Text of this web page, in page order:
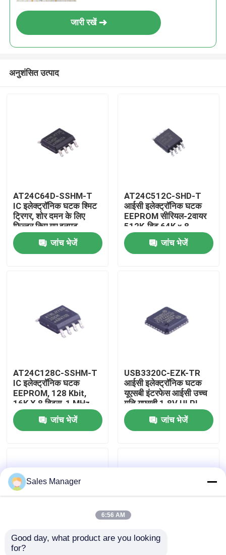
वीडियो
कारखाना भ्रमण
गुणवत्ता नियंत्रण
एक उद्धरण का अनुरोध करें
आईसी इलेक्ट्रॉनिक घटक
आईसी इंटीग्रेटेड सर्किट
जारी रखें
अनुशंसित उत्पाद
AT24C64D-SSHM-T
IC इलेक्ट्रॉनिक घटक श्मिट
ट्रिगर, शोर दमन के लिए
फ़िल्टर किए गए इनपुट
जांच भेजें
AT24C512C-SHD-T
आईसी इलेक्ट्रॉनिक घटक
EEPROM सीरियल-2वायर
512K-बिट 64K x 8
3.3V/5V 8-पिन SOIC
EIAJ T/R जांच भेजें
AT24C128C-SSHM-T
IC इलेक्ट्रॉनिक घटक
EEPROM, 128 Kbit,
16K X 8 बिट्स, 1 MHz,
I2C, SOIC, 8-पिन
जांच भेजें
USB3320C-EZK-TR
आईसी इलेक्ट्रॉनिक घटक
यूएसबी इंटरफेस आईसी उच्च
गति यूएसबी 1.8V ULPI
जांच भेजें
CC1101RGPR IC
Sales Manager
6:56 AM
Good day, what product are you looking
for?